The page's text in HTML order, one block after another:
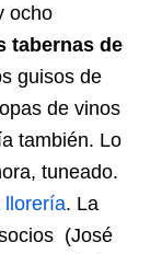
ocho
tabernas de
guisos de
de vinos
también. Lo
tuneado.
llorería. La
(José